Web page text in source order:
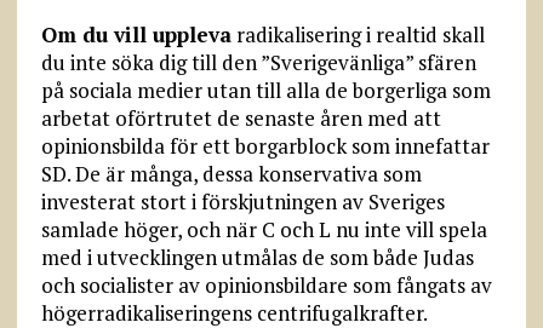
Om du vill upplevaradikalisering i realtid skall
du inte söka dig till den ”Sverigevänliga” sfären
på sociala medier utan till alla de borgerliga som
arbetat oförtrutet de senaste åren med att
opinionsbilda för ett borgarblock som innefattar
SD. De är många, dessa konservativa som
investerat stort i förskjutningen av Sveriges
samlade höger, och när C och L nu inte vill spela
med i utvecklingen utmålas de som både Judas
och socialister av opinions­bildare som fångats av
högerradikaliseringens centrifugalkrafter.